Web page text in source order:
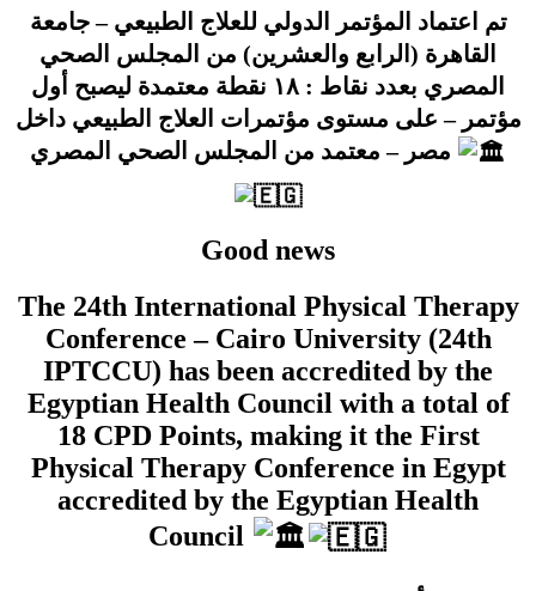
تم اعتماد المؤتمر الدولي للعلاج الطبيعي – جامعة
القاهرة (الرابع والعشرين) من المجلس الصحي
المصري بعدد نقاط : ١٨ نقطة معتمدة ليصبح أول
مؤتمر – على مستوى مؤتمرات العلاج الطبيعي داخل
Good news
The 24th International Physical Therapy
Conference – Cairo University (24th
IPTCCU) has been accredited by the
Egyptian Health Council with a total of
18 CPD Points, making it the First
Physical Therapy Conference in Egypt
accredited by the Egyptian Health
Council